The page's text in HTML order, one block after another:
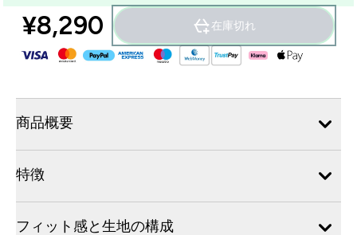
¥8,290‎ 在庫切れ
商品概要
特徴
フィット感と生地の構成